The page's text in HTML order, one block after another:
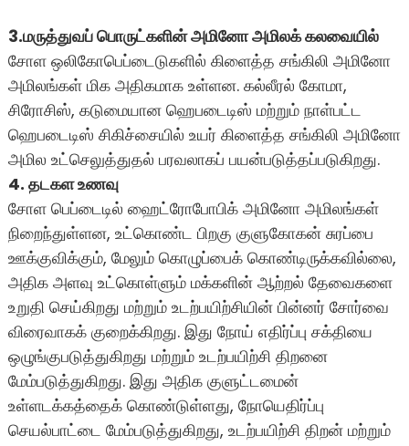
3.மருத்துவப் பொருட்களின் அமினோ அமிலக் கலவையில்
சோள ஒலிகோபெப்டைடுகளில் கிளைத்த சங்கிலி அமினோ
அமிலங்கள் மிக அதிகமாக உள்ளன. கல்லீரல் கோமா,
சிரோசிஸ், கடுமையான ஹெபடைடிஸ் மற்றும் நாள்பட்ட
ஹெபடைடிஸ் சிகிச்சையில் உயர் கிளைத்த சங்கிலி அமினோ
அமில உட்செலுத்துதல் பரவலாகப் பயன்படுத்தப்படுகிறது.
4. தடகள உணவு
சோள பெப்டைடில் ஹைட்ரோபோபிக் அமினோ அமிலங்கள்
நிறைந்துள்ளன, உட்கொண்ட பிறகு குளுகோகன் சுரப்பை
ஊக்குவிக்கும், மேலும் கொழுப்பைக் கொண்டிருக்கவில்லை,
அதிக அளவு உட்கொள்ளும் மக்களின் ஆற்றல் தேவைகளை
உறுதி செய்கிறது மற்றும் உடற்பயிற்சியின் பின்னர் சோர்வை
விரைவாகக் குறைக்கிறது. இது நோய் எதிர்ப்பு சக்தியை
ஒழுங்குபடுத்துகிறது மற்றும் உடற்பயிற்சி திறனை
மேம்படுத்துகிறது. இது அதிக குளுட்டமைன்
உள்ளடக்கத்தைக் கொண்டுள்ளது, நோயெதிர்ப்பு
செயல்பாட்டை மேம்படுத்துகிறது, உடற்பயிற்சி திறன் மற்றும்